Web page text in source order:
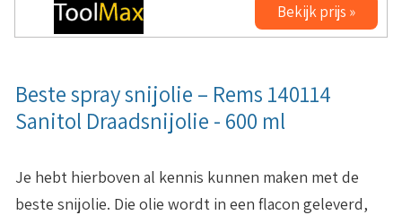
Bekijk prijs »
Beste spray snijolie – Rems 140114
Sanitol Draadsnijolie - 600 ml
Je hebt hierboven al kennis kunnen maken met de
beste snijolie. Die olie wordt in een flacon geleverd,